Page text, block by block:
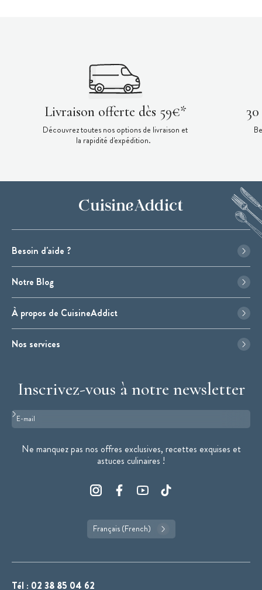
Livraison offerte dès 59€*
Découvrez toutes nos options de livraison et
la rapidité d'expédition.
Besoin d'aide ?
Notre Blog
À propos de CuisineAddict
Nos services
Inscrivez-vous à notre newsletter
Format : adresse@email.com
Ne manquez pas nos offres exclusives, recettes exquises et
astuces culinaires !
Français (French)
Tél : 02 38 85 04 62